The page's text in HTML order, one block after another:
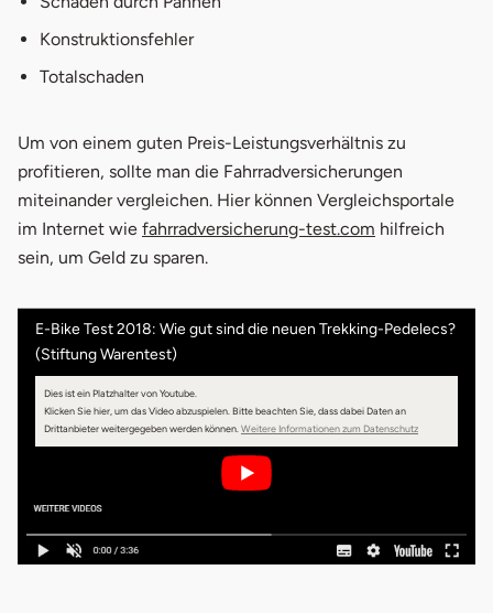
Konstruktionsfehler
Totalschaden
Um von einem guten Preis-Leistungsverhältnis zu
profitieren, sollte man die Fahrradversicherungen
miteinander vergleichen. Hier können Vergleichsportale
im Internet wie fahrradversicherung-test.com hilfreich
sein, um Geld zu sparen.
E-Bike Test 2018: Wie gut sind die neuen Trekking-Pedelecs?
(Stiftung Warentest)
Dies ist ein Platzhalter von Youtube.
Klicken Sie hier, um das Video abzuspielen. Bitte beachten Sie, dass dabei Daten an
Drittanbieter weitergegeben werden können. Weitere Informationen zum Datenschutzöffnet in neuem